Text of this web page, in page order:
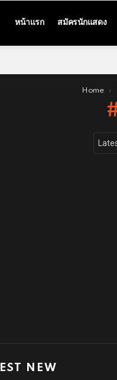
หน้าแรก สมัครนักแสดง
Home
NEW